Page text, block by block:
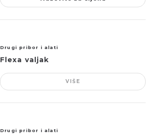
Drugi pribor i alati
Flexa valjak
VIŠE
Drugi pribor i alati